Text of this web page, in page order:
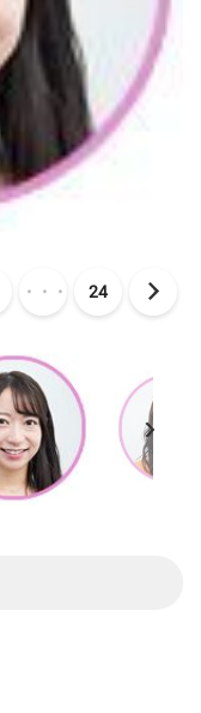
・・・ 24